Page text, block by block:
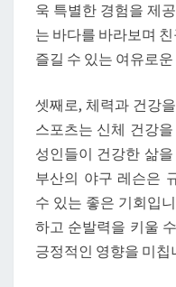
욱 특별한 경험을 제
는 바다를 바라보며
즐길 수 있는 여유로
셋째로, 체력과 건강
스포츠는 신체 건강
성인들이 건강한 삶
부산의 야구 레슨은
수 있는 좋은 기회입
하고 순발력을 키울
긍정적인 영향을 미칩